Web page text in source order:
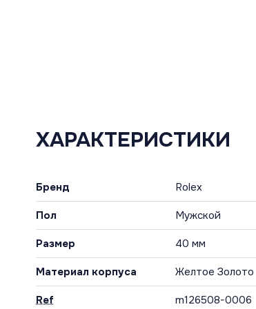
ХАРАКТЕРИСТИКИ
Бренд Rolex
Пол Мужской
Размер 40 мм
Материал корпуса Желтое Золото
Ref m126508-0006